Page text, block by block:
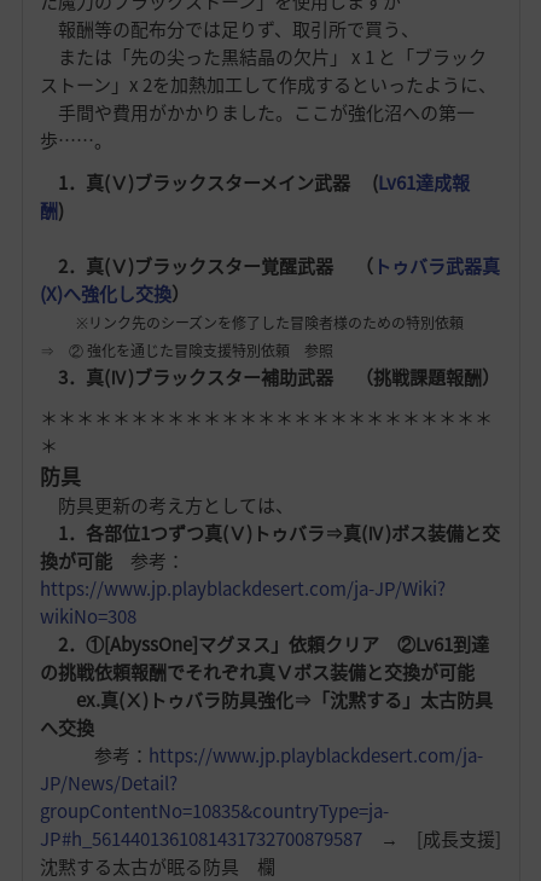
報酬等の配布分では足りず、取引所で買う、
または「先の尖った黒結晶の欠片」 x 1 と「ブラック
ストーン」x 2を加熱加工して作成するといったように、
手間や費用がかかりました。ここが強化沼への第一
歩……。
1．真(Ⅴ)ブラックスターメイン武器 (Lv61達成報
酬)
2．真(Ⅴ)ブラックスター覚醒武器 （トゥバラ武器真
(X)へ強化し交換）
※リンク先のシーズンを修了した冒険者様のための特別依頼
⇒ ② 強化を通じた冒険支援特別依頼 参照
3．真(Ⅳ)ブラックスター補助武器 （挑戦課題報酬）
＊＊＊＊＊＊＊＊＊＊＊＊＊＊＊＊＊＊＊＊＊＊＊＊＊
＊
防具
防具更新の考え方としては、
1．各部位1つずつ真(Ⅴ)トゥバラ⇒真(Ⅳ)ボス装備と交
換が可能 参考：
https://www.jp.playblackdesert.com/ja-JP/Wiki?
wikiNo=308
2．①[AbyssOne]マグヌス」依頼クリア ②Lv61到達
の挑戦依頼報酬でそれぞれ真Ⅴボス装備と交換が可能
ex.真(Ⅹ)トゥバラ防具強化⇒「沈黙する」太古防具
へ交換
参考： https://www.jp.playblackdesert.com/ja-
JP/News/Detail?
groupContentNo=10835&countryType=ja-
JP#h_5614401361081431732700879587→ [成長支援]
沈黙する太古が眠る防具 欄